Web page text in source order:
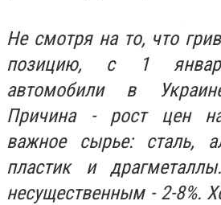
Не смотря на то, что
позицию, с 1
автомобили в
Причина - рост цен на
важное сырье: сталь,
пластик и
несущественным - 2-8%.